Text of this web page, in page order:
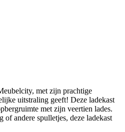
met zijn prachtige
uitstraling geeft! Deze ladekast
met zijn veertien lades.
andere spulletjes, deze ladekast